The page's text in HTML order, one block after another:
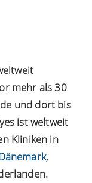
mehr als 30
und dort bis
ist weltweit
Kliniken in
,